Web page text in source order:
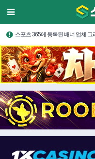
스포츠 365에 등록된 배너 업체